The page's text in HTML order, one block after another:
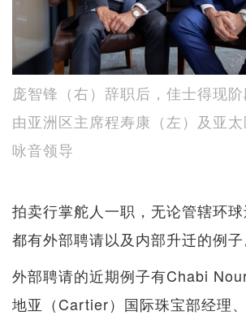
庞智锋（右）辞职后，佳士得现
由亚洲区主席程寿康（左）及亚
咏音领导
拍卖行掌舵人一职，无论管辖环球
都有外部聘请以及内部升迁的例子
外部聘请的近期例子有Chabi
地亚（Cartier）国际珠宝部经理